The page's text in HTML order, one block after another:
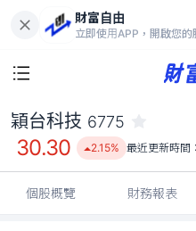
財富自由
立即使用APP，開啟您的
30.30
穎台科技 6775
30.30 2.15% 最近更新時間：
個股概覽 財務報表